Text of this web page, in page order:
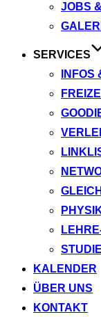
JOBS
SERVICES
KALENDER
ÜBER UNS
KONTAKT